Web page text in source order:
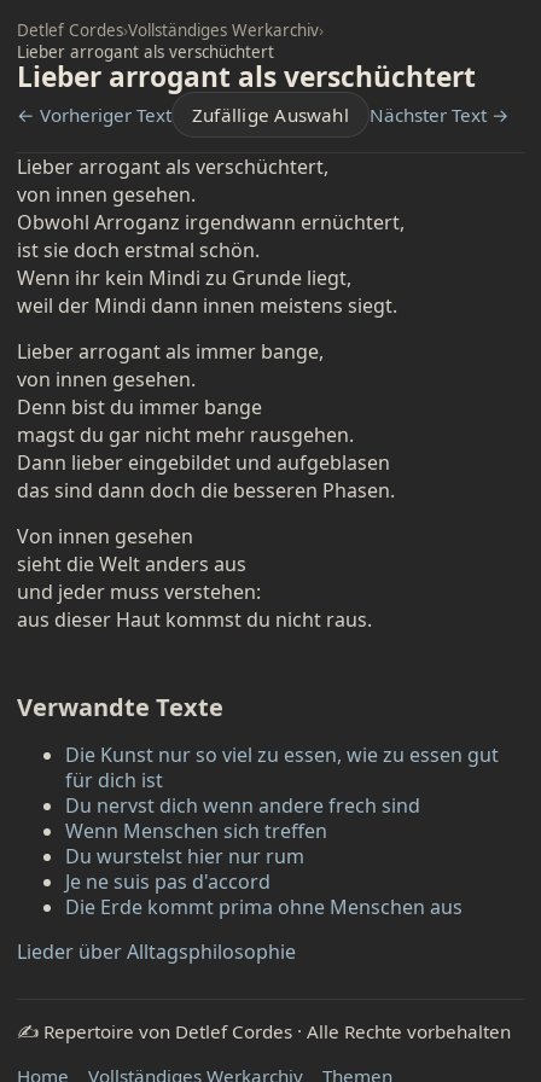
Detlef Cordes›Vollständiges Werkarchiv›
Lieber arrogant als verschüchtert
Lieber arrogant als verschüchtert
← Vorheriger Text Zufällige Auswahl Nächster Text →
Lieber arrogant als verschüchtert,
von innen gesehen.
Obwohl Arroganz irgendwann ernüchtert,
ist sie doch erstmal schön.
Wenn ihr kein Mindi zu Grunde liegt,
weil der Mindi dann innen meistens siegt.
Lieber arrogant als immer bange,
von innen gesehen.
Denn bist du immer bange
magst du gar nicht mehr rausgehen.
Dann lieber eingebildet und aufgeblasen
das sind dann doch die besseren Phasen.
Von innen gesehen
sieht die Welt anders aus
und jeder muss verstehen:
aus dieser Haut kommst du nicht raus.
Verwandte Texte
Die Kunst nur so viel zu essen, wie zu essen gut
für dich ist
Du nervst dich wenn andere frech sind
Wenn Menschen sich treffen
Du wurstelst hier nur rum
Je ne suis pas d'accord
Die Erde kommt prima ohne Menschen aus
Lieder über Alltagsphilosophie
✍️ Repertoire von Detlef Cordes · Alle Rechte vorbehalten
Home
Vollständiges Werkarchiv Themen